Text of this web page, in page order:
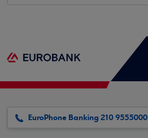
EuroPhone Banking 210 9555000